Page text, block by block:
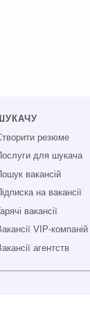
резюме
Послуги для шукача
вакансій
Підписка на вакансії
вакансії
VIP-компаній
агентств